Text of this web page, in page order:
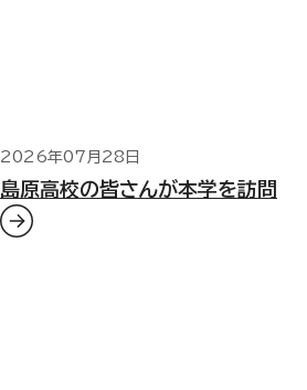
2026年07月28日
島原高校の皆さんが本学を訪問